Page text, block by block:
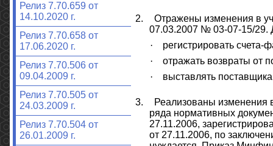
Релиз 7.70.659 от
14.10.2020 г.
Релиз 7.70.658 от
17.06.2020 г.
Релиз 7.70.506 от
09.04.2009 г.
Релиз 7.70.505 от
24.03.2009 г.
Релиз 7.70.504 от
26.01.2009 г.
2.
Отражены изменения в
07.03.2007 № 03-07-15/29.
·
регистрировать счета-
·
отражать возвраты от
·
выставлять
3.
Реализованы изменения
ряда нормативных
27.11.2006,
от 27.11.2006, по